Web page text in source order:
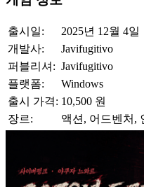
출시일:
2025년 12월 4일
개발사:
Javifugitivo
퍼블리셔: Javifugitivo
플랫폼:
Windows
출시 가격: 10,500 원
장르:
액션, 어드벤처,